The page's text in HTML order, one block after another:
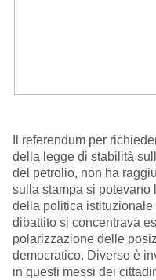
Il referendum per
della legge di stabilità
del petrolio, non ha
sulla stampa si potevano
della politica istituzionale
dibattito si concentrava
polarizzazione delle
democratico. Diverso è
in questi messi dei